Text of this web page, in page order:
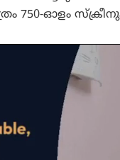
750-ഓളം